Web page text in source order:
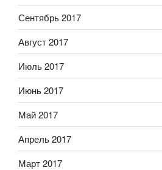
Сентябрь 2017
Август 2017
Июль 2017
Июнь 2017
Май 2017
Апрель 2017
Март 2017